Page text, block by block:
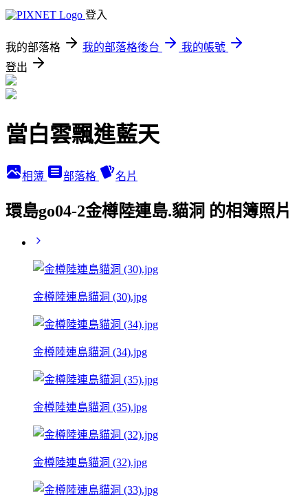
登入
我的部落格 我的部落格後台
我的帳號
登出
當白雲飄進藍天
相簿 部落格 名片
環島go04-2金樽陸連島.貓洞 的相簿照片
金樽陸連島貓洞 (30).jpg
金樽陸連島貓洞 (34).jpg
金樽陸連島貓洞 (35).jpg
金樽陸連島貓洞 (32).jpg